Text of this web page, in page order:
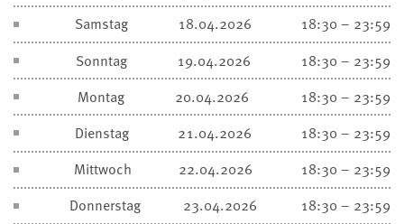
Samstag
18.04.2026
18:30 – 23:59
Sonntag
19.04.2026
18:30 – 23:59
Montag
20.04.2026
18:30 – 23:59
Dienstag
21.04.2026
18:30 – 23:59
Mittwoch
22.04.2026
18:30 – 23:59
Donnerstag
23.04.2026
18:30 – 23:59